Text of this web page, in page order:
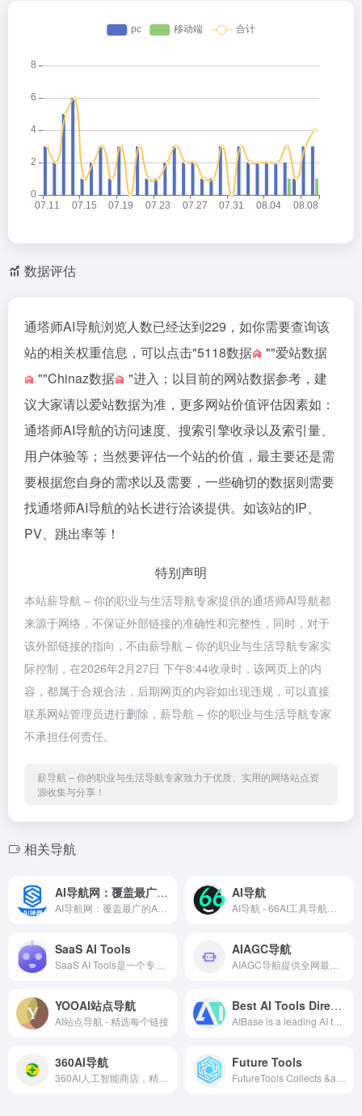
b
o
数据评估
通塔师AI导航浏览人数已经达到229，如你需要查询该
站的相关权重信息，可以点击"5118数据 ""爱站数据
""Chinaz数据
"进入；以目前的网站数据参考，建
议大家请以爱站数据为准，更多网站价值评估因素如：
通塔师AI导航的访问速度、搜索引擎收录以及索引量、
用户体验等；当然要评估一个站的价值，最主要还是需
要根据您自身的需求以及需要，一些确切的数据则需要
找通塔师AI导航的站长进行洽谈提供。如该站的IP、
PV、跳出率等！
特别声明
本站薪导航 – 你的职业与生活导航专家提供的通塔师AI导航都
来源于网络，不保证外部链接的准确性和完整性，同时，对于
该外部链接的指向，不由薪导航 – 你的职业与生活导航专家实
际控制，在2026年2月27日 下午8:44收录时，该网页上的内
容，都属于合规合法，后期网页的内容如出现违规，可以直接
联系网站管理员进行删除，薪导航 – 你的职业与生活导航专家
不承担任何责任。
薪导航 – 你的职业与生活导航专家致力于优质、实用的网络站点资
源收集与分享！
相关导航
AI导航网：覆盖最广的AI生态平台 AI导航
SaaS AI Tools AIAGC导航
YOOAI站点导航
AI站点导航 - 精选每个链接
Best AI Tools Directory
360AI导航 Future Tools